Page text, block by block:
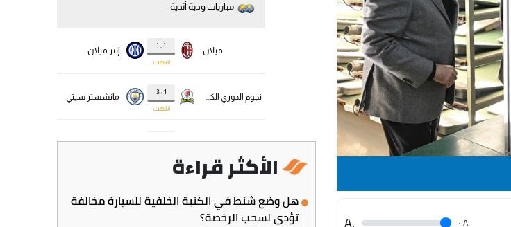
A
.
الأكثر قراءة
هل وضع شنط في الكنبة الخلفية للسيارة مخالفة
تؤدي لسحب الرخصة؟